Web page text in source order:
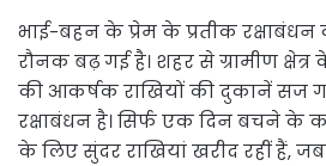
भाई-बहन के प्रेम के प्रतीक
रौनक बढ़ गई है। शहर से ग्रामीण
की आकर्षक राखियों की दुकानें सज
रक्षाबंधन है। सिर्फ एक दिन बचने के
के लिए सुंदर राखियां खरीद रहीं हैं,